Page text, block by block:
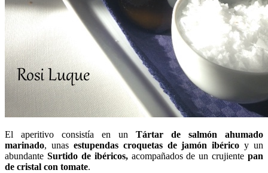
El aperitivo consistía en un Tártar de salmón ahumado
marinado, unas estupendas croquetas de jamón ibérico y un
abundante Surtido de ibéricos,acompañados de un crujiente pan
de cristal con tomate.